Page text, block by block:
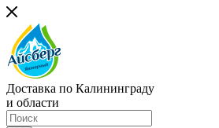
Доставка по Калининграду
и области